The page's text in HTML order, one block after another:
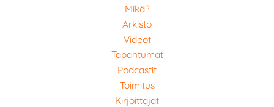
Mikä?
Arkisto
Videot
Tapahtumat
Podcastit
Toimitus
Kirjoittajat